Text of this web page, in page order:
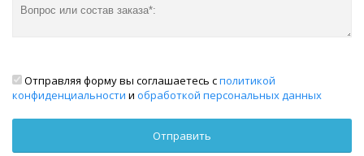
Отправляя форму вы соглашаетесь сполитикой
конфиденциальности и обработкой персональных данных